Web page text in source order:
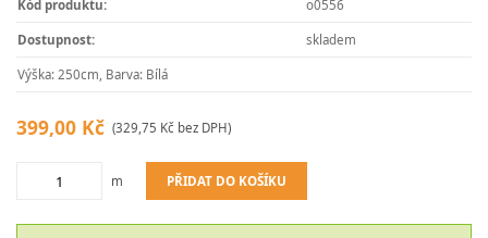
Kód produktu: o0556
Dostupnost: skladem
Výška: 250cm, Barva: Bílá
399,00 Kč (329,75 Kč bez DPH)
m PŘIDAT DO KOŠÍKU